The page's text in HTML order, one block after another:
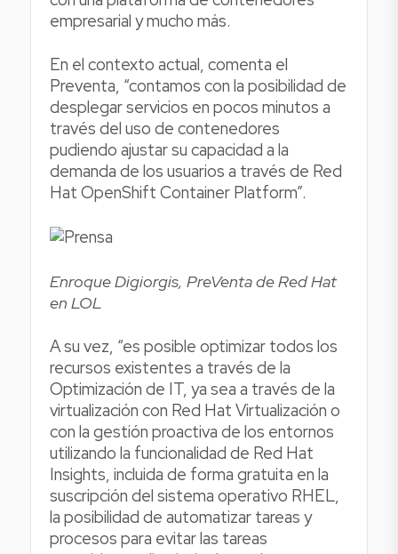
empresarial y mucho más.
En el contexto actual, comenta el
Preventa, “contamos con la posibilidad de
desplegar servicios en pocos minutos a
través del uso de contenedores
pudiendo ajustar su capacidad a la
demanda de los usuarios a través de Red
Hat OpenShift Container Platform”.
Enroque Digiorgis, PreVenta de Red Hat
en LOL
A su vez, “es posible optimizar todos los
recursos existentes a través de la
Optimización de IT, ya sea a través de la
virtualización con Red Hat Virtualización o
con la gestión proactiva de los entornos
utilizando la funcionalidad de Red Hat
Insights, incluida de forma gratuita en la
suscripción del sistema operativo RHEL,
la posibilidad de automatizar tareas y
procesos para evitar las tareas